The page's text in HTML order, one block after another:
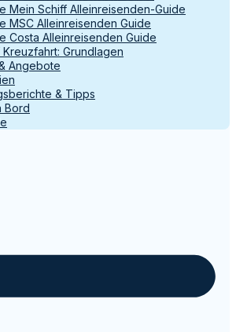
Mein Schiff Alleinreisenden-Guide
MSC Alleinreisenden Guide
Costa Alleinreisenden Guide
Kreuzfahrt: Grundlagen
Angebote
& Tipps
Bord